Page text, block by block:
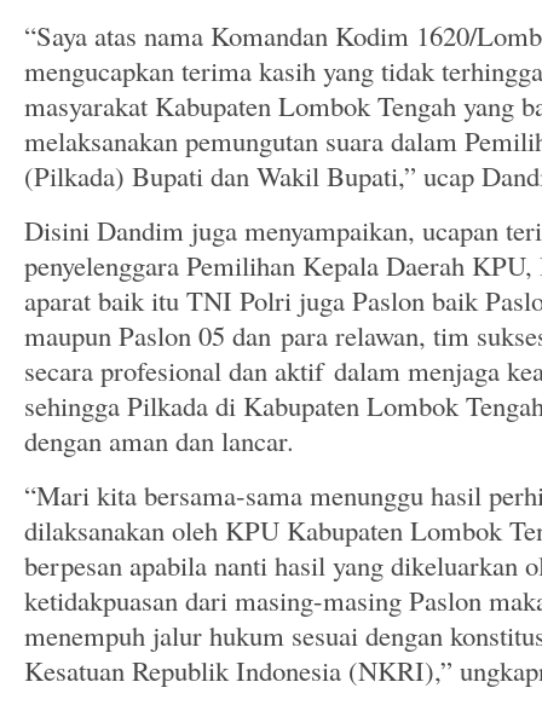
“Saya atas nama Komandan Kodim 1620/
mengucapkan terima kasih yang tidak
masyarakat Kabupaten Lombok Tengah yang
melaksanakan pemungutan suara dalam
(Pilkada) Bupati dan Wakil Bupati,” ucap
Disini Dandim juga menyampaikan, ucapan
penyelenggara Pemilihan Kepala Daerah KPU,
aparat baik itu TNI Polri juga Paslon baik
maupun Paslon 05 dan para relawan, tim
secara profesional dan aktif dalam menjaga
sehingga Pilkada di Kabupaten Lombok
dengan aman dan lancar.
“Mari kita bersama-sama menunggu hasil
dilaksanakan oleh KPU Kabupaten Lombok
berpesan apabila nanti hasil yang dikeluarkan
ketidakpuasan dari masing-masing Paslon
menempuh jalur hukum sesuai dengan
Kesatuan Republik Indonesia (NKRI),”